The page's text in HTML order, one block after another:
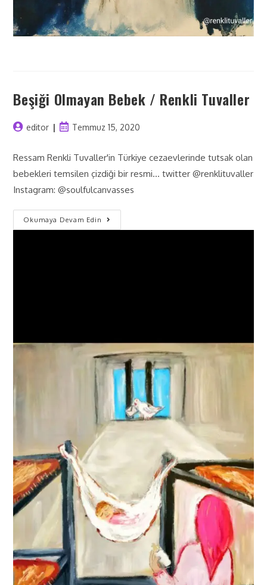
Beşiği Olmayan Bebek / Renkli Tuvaller
editor Temmuz 15, 2020
Ressam Renkli Tuvaller'in Türkiye cezaevlerinde tutsak olan
bebekleri temsilen çizdiği bir resmi... twitter @renklituvaller
Instagram: @soulfulcanvasses
Okumaya Devam Edin